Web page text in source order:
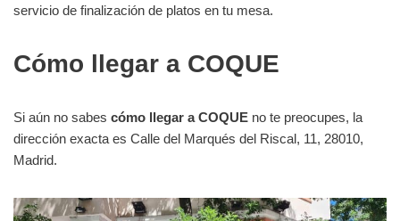
servicio de finalización de platos en tu mesa.
Cómo llegar a COQUE
Si aún no sabes cómo llegar a COQUE no te preocupes, la
dirección exacta es Calle del Marqués del Riscal, 11, 28010,
Madrid.